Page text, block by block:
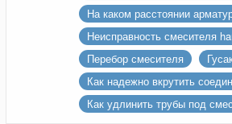
брак/бу
На каком расстоянии
Неисправность смесителя
ванны
Перебор смесителя
Как надежно вкрутить
обратно в смеситель.
Как удлинить трубы под